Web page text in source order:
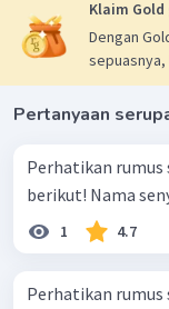
Klaim
Dengan
sepuasnya,
Pertanyaan
Perhatikan rumus
berikut!
1 4.7
Perhatikan rumus